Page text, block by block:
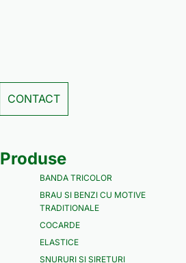
CONTACT
Produse
BANDA TRICOLOR
BRAU SI BENZI CU MOTIVE
TRADITIONALE
COCARDE
ELASTICE
SNURURI SI SIRETURI